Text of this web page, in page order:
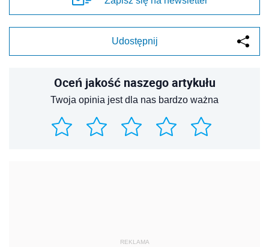
Udostępnij
Oceń jakość naszego artykułu
Twoja opinia jest dla nas bardzo ważna
REKLAMA